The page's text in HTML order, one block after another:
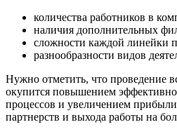
количества работников в
наличия дополнительных
сложности каждой линейки
разнообразности видов
Нужно отметить, что проведение
окупится повышением
процессов и увеличением прибыли
партнерств и выхода работы на